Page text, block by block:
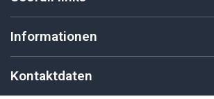
Informationen
Kontaktdaten